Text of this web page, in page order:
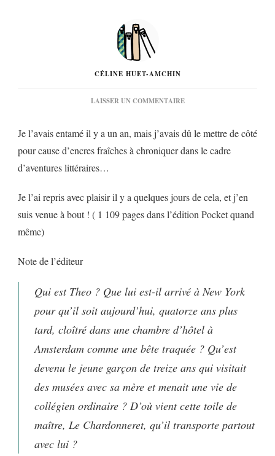
CÉLINE HUET-AMCHIN
LAISSER UN COMMENTAIRESUR
DE
TARTT…
Je l’avais entamé il y a un an, mais j’avais dû le mettre de côté
pour cause d’encres fraîches à chroniquer dans le cadre
d’aventures littéraires…
Je l’ai repris avec plaisir il y a quelques jours de cela, et j’en
suis venue à bout ! ( 1 109 pages dans l’édition Pocket quand
même)
Note de l’éditeur
Qui est Theo ? Que lui est-il arrivé à New York
pour qu’il soit aujourd’hui, quatorze ans plus
tard, cloîtré dans une chambre d’hôtel à
Amsterdam comme une bête traquée ? Qu’est
devenu le jeune garçon de treize ans qui visitait
des musées avec sa mère et menait une vie de
collégien ordinaire ? D’où vient cette toile de
maître, Le Chardonneret, qu’il transporte partout
avec lui ?